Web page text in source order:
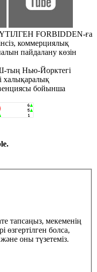
FORBIDDEN-ға
коммерциялық
пайдалану көзін
Нью-Йорктегі
халықаралық
бойынша
тапсаңыз, мекеменің
өзгертілген болса,
оны түзетеміз.